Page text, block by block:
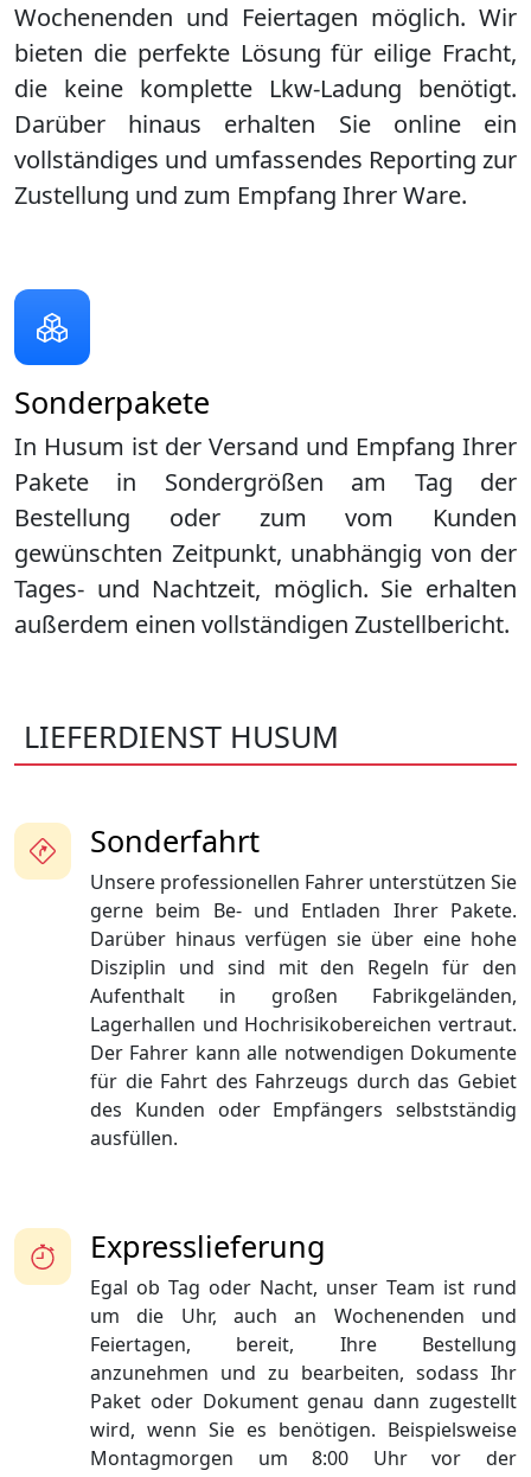
Wochenenden und Feiertagen möglich. Wir
bieten die perfekte Lösung für eilige Fracht,
die keine komplette Lkw-Ladung benötigt.
Darüber hinaus erhalten Sie online ein
vollständiges und umfassendes Reporting zur
Zustellung und zum Empfang Ihrer Ware.
Sonderpakete
In Husum ist der Versand und Empfang Ihrer
Pakete in Sondergrößen am Tag der
Bestellung oder zum vom Kunden
gewünschten Zeitpunkt, unabhängig von der
Tages- und Nachtzeit, möglich. Sie erhalten
außerdem einen vollständigen Zustellbericht.
LIEFERDIENST HUSUM
Sonderfahrt
Unsere professionellen Fahrer unterstützen Sie
gerne beim Be- und Entladen Ihrer Pakete.
Darüber hinaus verfügen sie über eine hohe
Disziplin und sind mit den Regeln für den
Aufenthalt in großen Fabrikgeländen,
Lagerhallen und Hochrisikobereichen vertraut.
Der Fahrer kann alle notwendigen Dokumente
für die Fahrt des Fahrzeugs durch das Gebiet
des Kunden oder Empfängers selbstständig
ausfüllen.
Expresslieferung
Egal ob Tag oder Nacht, unser Team ist rund
um die Uhr, auch an Wochenenden und
Feiertagen, bereit, Ihre Bestellung
anzunehmen und zu bearbeiten, sodass Ihr
Paket oder Dokument genau dann zugestellt
wird, wenn Sie es benötigen. Beispielsweise
Montagmorgen um 8:00 Uhr vor der